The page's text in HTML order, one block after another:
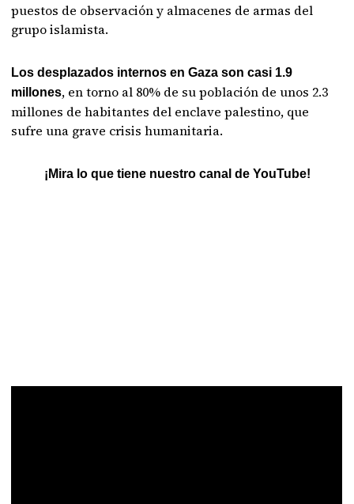
puestos de observación y almacenes de armas del
grupo islamista.
Los desplazados internos en Gaza son casi 1.9
millones, en torno al 80% de su población de unos 2.3
millones de habitantes del enclave palestino, que
sufre una grave crisis humanitaria.
¡Mira lo que tiene nuestro canal de YouTube!